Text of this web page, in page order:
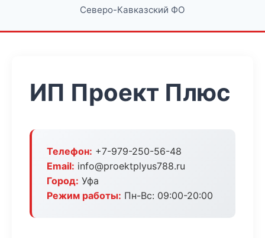
Северо-Кавказский ФО
ИП Проект Плюс
Телефон: +7-979-250-56-48
Email: info@proektplyus788.ru
Город: Уфа
Режим работы: Пн-Вс: 09:00-20:00